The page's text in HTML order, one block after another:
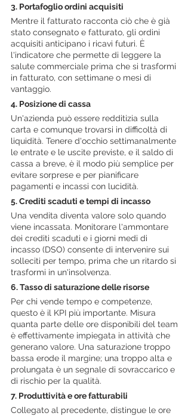
3. Portafoglio ordini acquisiti
Mentre il fatturato racconta ciò che è già
stato consegnato e fatturato, gli ordini
acquisiti anticipano i ricavi futuri. È
l'indicatore che permette di leggere la
salute commerciale prima che si trasformi
in fatturato, con settimane o mesi di
vantaggio.
4. Posizione di cassa
Un'azienda può essere redditizia sulla
carta e comunque trovarsi in difficoltà di
liquidità. Tenere d'occhio settimanalmente
le entrate e le uscite previste, e il saldo di
cassa a breve, è il modo più semplice per
evitare sorprese e per pianificare
pagamenti e incassi con lucidità.
5. Crediti scaduti e tempi di incasso
Una vendita diventa valore solo quando
viene incassata. Monitorare l'ammontare
dei crediti scaduti e i giorni medi di
incasso (DSO) consente di intervenire sui
solleciti per tempo, prima che un ritardo si
trasformi in un'insolvenza.
6. Tasso di saturazione delle risorse
Per chi vende tempo e competenze,
questo è il KPI più importante. Misura
quanta parte delle ore disponibili del team
è effettivamente impiegata in attività che
generano valore. Una saturazione troppo
bassa erode il margine; una troppo alta e
prolungata è un segnale di sovraccarico e
di rischio per la qualità.
7. Produttività e ore fatturabili
Collegato al precedente, distingue le ore